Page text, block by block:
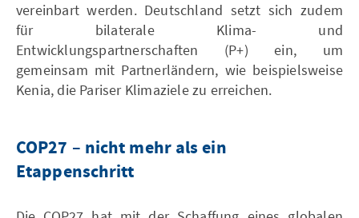
vereinbart werden. Deutschland setzt sich zudem
für bilaterale Klima- und
Entwicklungspartnerschaften (P+) ein, um
gemeinsam mit Partnerländern, wie beispielsweise
Kenia, die Pariser Klimaziele zu erreichen.
COP27 – nicht mehr als ein
Etappenschritt